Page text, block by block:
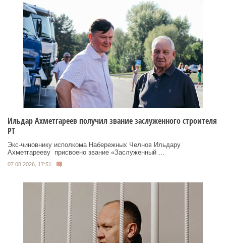
Ильдар Ахметгареев получил звание заслуженного строителя
РТ
Экс‑чиновнику исполкома Набережных Челнов Ильдару
Ахметгарееву присвоено звание «Заслуженный ...
07.08.2026, 17:51